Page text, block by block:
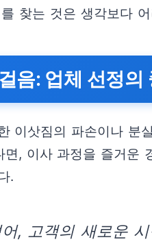
찾는 것은 생각보다
음: 업체 선정의
이삿짐의 파손이나
, 이사 과정을 즐거운
.
, 고객의 새로운